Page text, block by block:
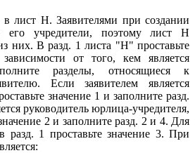
в лист Н. Заявителями при создании
его учредители, поэтому лист Н
них. В разд. 1 листа "Н" проставьте
от того, кем является
разделы, относящиеся к
Если заявителем является
значение 1 и заполните разд.
руководитель юрлица-учредителя,
2 и заполните разд. 2 и 4. Для
разд. 1 проставьте значение 3. При